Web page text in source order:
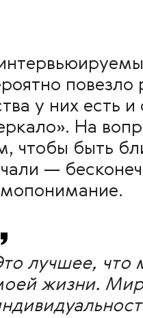
у них есть
На
чтобы быть
—
лучшее, что
жизни. Мир